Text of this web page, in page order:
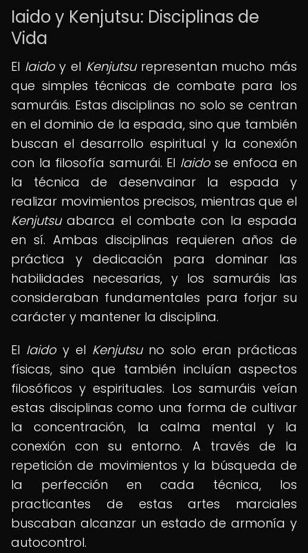
Iaido y Kenjutsu: Disciplinas de
Vida
El Iaidoy el Kenjutsurepresentan mucho más
que simples técnicas de combate para los
samuráis. Estas disciplinas no solo se centran
en el dominio de la espada, sino que también
buscan el desarrollo espiritual y la conexión
con la filosofía samurái. El Iaidose enfoca en
la técnica de desenvainar la espada y
realizar movimientos precisos, mientras que el
Kenjutsuabarca el combate con la espada
en sí. Ambas disciplinas requieren años de
práctica y dedicación para dominar las
habilidades necesarias, y los samuráis las
consideraban fundamentales para forjar su
carácter y mantener la disciplina.
El Iaido y el Kenjutsuno solo eran prácticas
físicas, sino que también incluían aspectos
filosóficos y espirituales. Los samuráis veían
estas disciplinas como una forma de cultivar
la concentración, la calma mental y la
conexión con su entorno. A través de la
repetición de movimientos y la búsqueda de
la perfección en cada técnica, los
practicantes de estas artes marciales
buscaban alcanzar un estado de armonía y
autocontrol.